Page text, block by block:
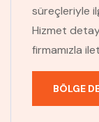
süreçleriyle
Hizmet
firmamızla
BÖLGE